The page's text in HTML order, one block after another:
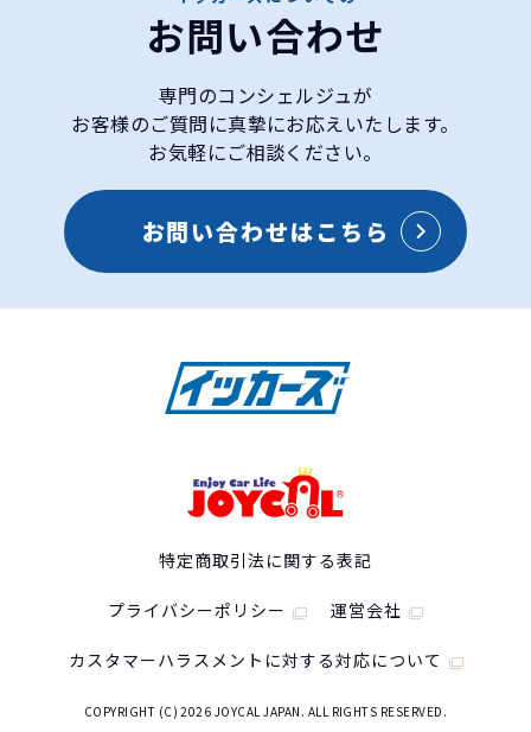
スズキ
お問い合わせ
専門のコンシェルジュが
お客様のご質問に真摯にお応えいたします。
お気軽にご相談ください。
お問い合わせはこちら
特定商取引法に関する表記
プライバシーポリシー 運営会社
カスタマーハラスメントに対する対応について
COPYRIGHT (C) 2026 JOYCAL JAPAN. ALL RIGHTS RESERVED.